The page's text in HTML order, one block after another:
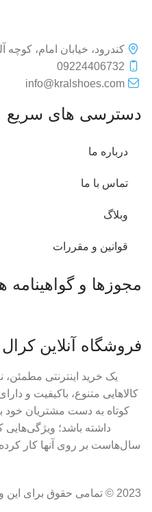
کندرود، خیابان امام، کوچه
09224406732
info@kralshoes.com
دسترسی های سریع
درباره ما
تماس با ما
وبلاگ
قوانین و مقررات
مجوزها و گواهینامه
فروشگاه آنلاین
یک خرید اینترنتی مطمئن،
کالاهایی متنوع، باکیفیت و
کوتاه به دست مشتریان خود
داشته باشد؛
سال‌هاست بر روی آنها کار
2023 © تمامی حقوق